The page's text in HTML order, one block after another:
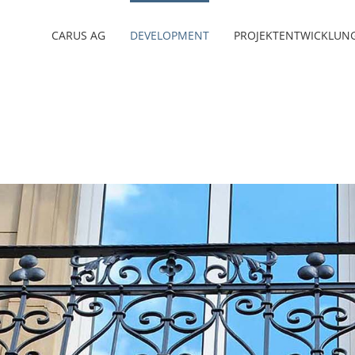
CARUS AG DEVELOPMENT